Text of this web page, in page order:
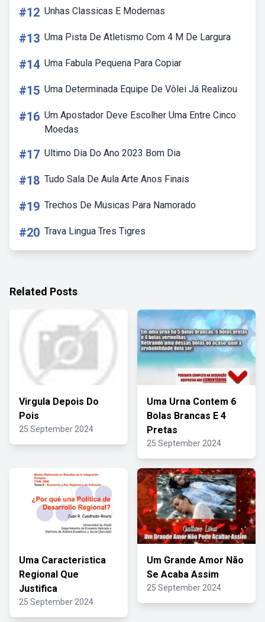
#12 Unhas Classicas E Modernas
#13 Uma Pista De Atletismo Com 4 M De Largura
#14 Uma Fabula Pequena Para Copiar
#15 Uma Determinada Equipe De Vôlei Já Realizou
#16 Um Apostador Deve Escolher Uma Entre Cinco
Moedas
#17 Ultimo Dia Do Ano 2023 Bom Dia
#18 Tudo Sala De Aula Arte Anos Finais
#19 Trechos De Musicas Para Namorado
#20 Trava Lingua Tres Tigres
Related Posts
Virgula Depois Do
Pois
25 September 2024
Uma Urna Contem 6
Bolas Brancas E 4
Pretas
25 September 2024
Uma Caracteristica
Regional Que
Justifica
25 September 2024
Um Grande Amor Não
Se Acaba Assim
25 September 2024